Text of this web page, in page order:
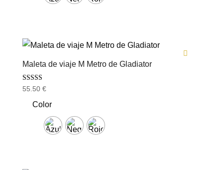
Maleta de viaje M Metro de Gladiator
Valorado con
de 5
55.50 €
Color